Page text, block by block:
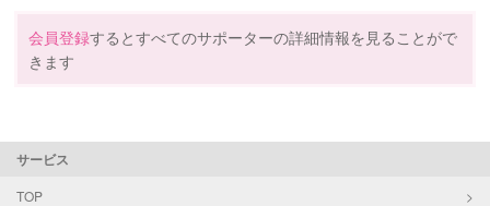
会員登録するとすべてのサポーターの詳細情報を見ることがで
きます
サービス
TOP